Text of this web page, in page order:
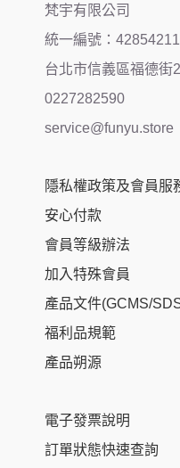
梵宇有限公司
統一編號：42854211
台北市信義區福德街
0227282590
service@funyu.store
隱私權政策及會員服
安心付款
會員等級辦法
加入特殊會員
產品文件(GCMS/
福利品規範
產品朔源
電子發票說明
訂單狀態快速查詢